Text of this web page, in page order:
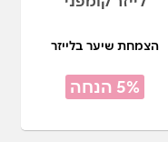
הצמחת שיער בלייזר
5% הנחה